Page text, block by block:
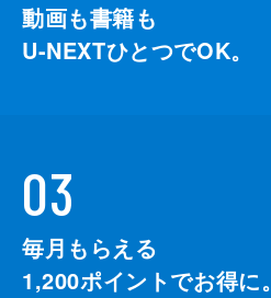
動画も書籍も
U-NEXTひとつでOK。
03
毎月もらえる
1,200ポイントでお得に。